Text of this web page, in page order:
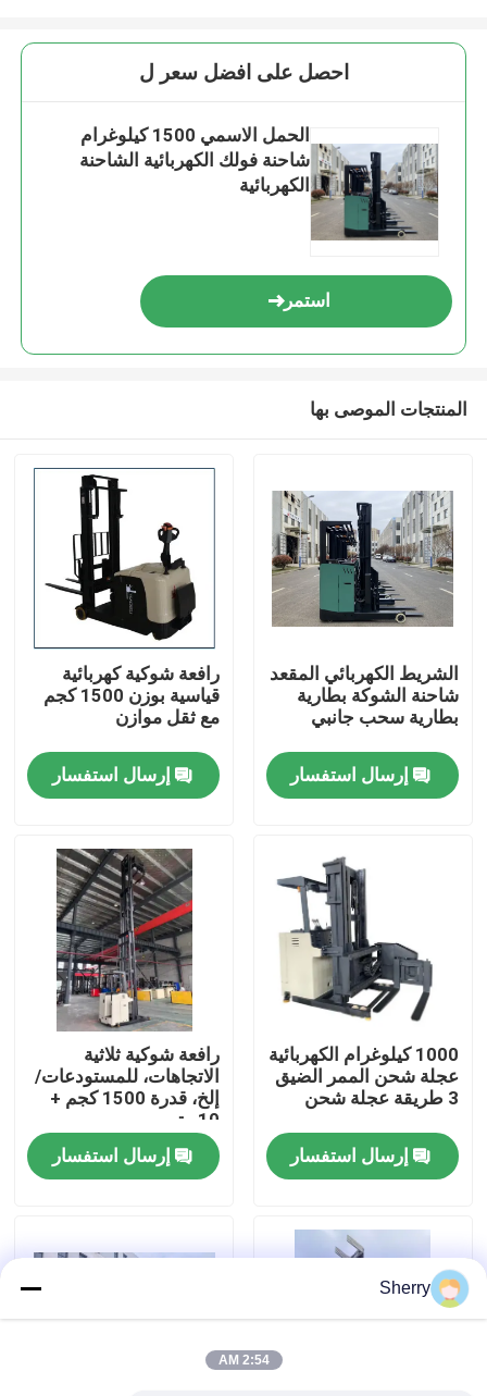
بيت
أشرطة فيديو
معلومات عنا
رقابة جودة
اتصل بنا
مدونة
احصل على افضل سعر ل
الحمل الاسمي 1500 كيلوغرام
شاحنة فولك الكهربائية الشاحنة
الكهربائية
استمر
المنتجات الموصى بها
الشريط الكهربائي المقعد
شاحنة الشوكة بطارية
بطارية سحب جانبي
إرسال استفسار
رافعة شوكية كهربائية
قياسية بوزن 1500 كجم
مع ثقل موازن
إرسال استفسار
1000 كيلوغرام الكهربائية
عجلة شحن الممر الضيق
3 طريقة عجلة شحن
إرسال استفسار
رافعة شوكية ثلاثية
الاتجاهات، للمستودعات/
إلخ، قدرة 1500 كجم +
10 متر
إرسال استفسار
Sherry
2:54 AM